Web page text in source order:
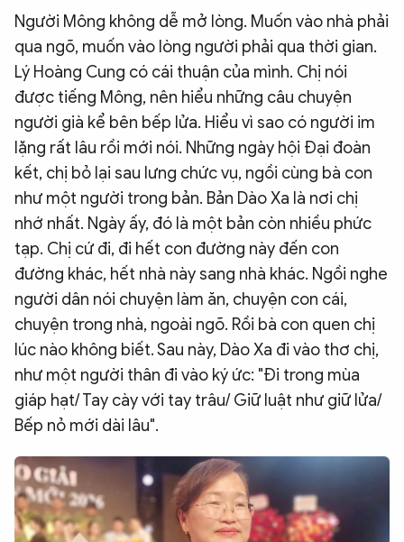
Người Mông không dễ mở lòng. Muốn vào nhà phải
qua ngõ, muốn vào lòng người phải qua thời gian.
Lý Hoàng Cung có cái thuận của mình. Chị nói
được tiếng Mông, nên hiểu những câu chuyện
người già kể bên bếp lửa. Hiểu vì sao có người im
lặng rất lâu rồi mới nói. Những ngày hội Đại đoàn
kết, chị bỏ lại sau lưng chức vụ, ngồi cùng bà con
như một người trong bản. Bản Dào Xa là nơi chị
nhớ nhất. Ngày ấy, đó là một bản còn nhiều phức
tạp. Chị cứ đi, đi hết con đường này đến con
đường khác, hết nhà này sang nhà khác. Ngồi nghe
người dân nói chuyện làm ăn, chuyện con cái,
chuyện trong nhà, ngoài ngõ. Rồi bà con quen chị
lúc nào không biết. Sau này, Dào Xa đi vào thơ chị,
như một người thân đi vào ký ức: "Đi trong mùa
giáp hạt/ Tay cày với tay trâu/ Giữ luật như giữ lửa/
Bếp nỏ mới dài lâu".